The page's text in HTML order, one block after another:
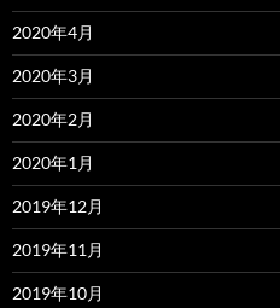
2020年4月
2020年3月
2020年2月
2020年1月
2019年12月
2019年11月
2019年10月